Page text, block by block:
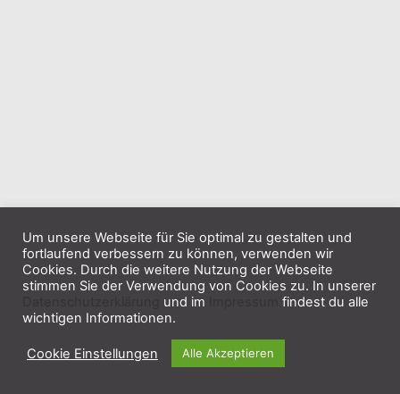
Um unsere Webseite für Sie optimal zu gestalten und
fortlaufend verbessern zu können, verwenden wir
Cookies. Durch die weitere Nutzung der Webseite
stimmen Sie der Verwendung von Cookies zu. In unserer
und im
findest du alle
wichtigen Informationen.
Cookie Einstellungen Alle Akzeptieren